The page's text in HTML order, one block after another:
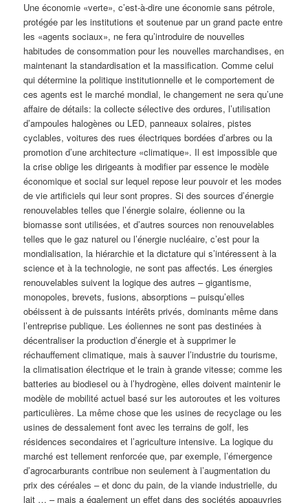
Une économie «verte», c’est-à-dire une économie sans pétrole,
protégée par les institutions et soutenue par un grand pacte entre
les «agents sociaux», ne fera qu’introduire de nouvelles
habitudes de consommation pour les nouvelles marchandises, en
maintenant la standardisation et la massification. Comme celui
qui détermine la politique institutionnelle et le comportement de
ces agents est le marché mondial, le changement ne sera qu’une
affaire de détails: la collecte sélective des ordures, l’utilisation
d’ampoules halogènes ou LED, panneaux solaires, pistes
cyclables, voitures des rues électriques bordées d’arbres ou la
promotion d’une architecture «climatique». Il est impossible que
la crise oblige les dirigeants à modifier par essence le modèle
économique et social sur lequel repose leur pouvoir et les modes
de vie artificiels qui leur sont propres. Si des sources d’énergie
renouvelables telles que l’énergie solaire, éolienne ou la
biomasse sont utilisées, et d’autres sources non renouvelables
telles que le gaz naturel ou l’énergie nucléaire, c’est pour la
mondialisation, la hiérarchie et la dictature qui s’intéressent à la
science et à la technologie, ne sont pas affectés. Les énergies
renouvelables suivent la logique des autres – gigantisme,
monopoles, brevets, fusions, absorptions – puisqu’elles
obéissent à de puissants intérêts privés, dominants même dans
l’entreprise publique. Les éoliennes ne sont pas destinées à
décentraliser la production d’énergie et à supprimer le
réchauffement climatique, mais à sauver l’industrie du tourisme,
la climatisation électrique et le train à grande vitesse; comme les
batteries au biodiesel ou à l’hydrogène, elles doivent maintenir le
modèle de mobilité actuel basé sur les autoroutes et les voitures
particulières. La même chose que les usines de recyclage ou les
usines de dessalement font avec les terrains de golf, les
résidences secondaires et l’agriculture intensive. La logique du
marché est tellement renforcée que, par exemple, l’émergence
d’agrocarburants contribue non seulement à l’augmentation du
prix des céréales – et donc du pain, de la viande industrielle, du
lait … – mais a également un effet dans des sociétés appauvries